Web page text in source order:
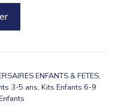
ENFANTS & FETES,
3-5 ans, Kits Enfants 6-9